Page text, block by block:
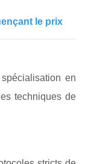
le prix
en
techniques de